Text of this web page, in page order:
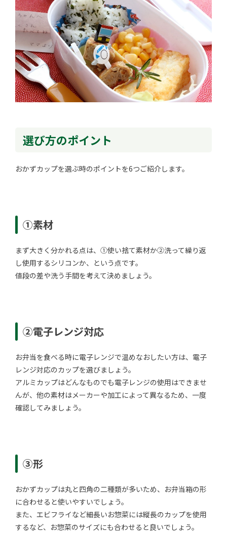
選び方のポイント
おかずカップを選ぶ時のポイントを6つご紹介します。
①素材
まず大きく分かれる点は、①使い捨て素材か②洗って繰り返
し使用するシリコンか、という点です。
値段の差や洗う手間を考えて決めましょう。
②電子レンジ対応
お弁当を食べる時に電子レンジで温めなおしたい方は、電子
レンジ対応のカップを選びましょう。
アルミカップはどんなものでも電子レンジの使用はできませ
んが、他の素材はメーカーや加工によって異なるため、一度
確認してみましょう。
③形
おかずカップは丸と四角の二種類が多いため、お弁当箱の形
に合わせると使いやすいでしょう。
また、エビフライなど細長いお惣菜には縦長のカップを使用
するなど、お惣菜のサイズにも合わせると良いでしょう。